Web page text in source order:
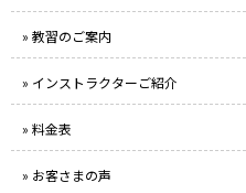
» 教習のご案内
» インストラクターご紹介
» 料金表
» お客さまの声